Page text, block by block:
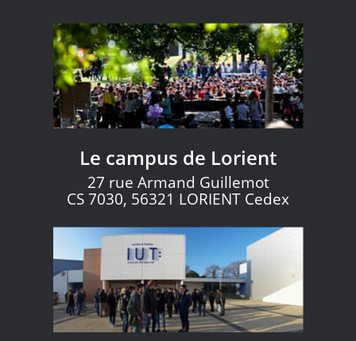
Le campus de Lorient
27 rue Armand Guillemot
CS 7030, 56321 LORIENT Cedex